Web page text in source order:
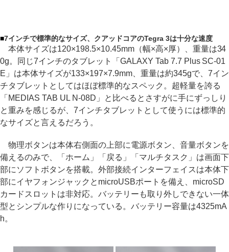
■7インチで標準的なサイズ、クアッドコアのTegra 3は十分な速度
本体サイズは120×198.5×10.45mm（幅×高×厚）、重量は34
0g。同じ7インチのタブレット「GALAXY Tab 7.7 Plus SC-01
E」は本体サイズが133×197×7.9mm、重量は約345gで、7イン
チタブレットとしてはほぼ標準的なスペック。超軽量を誇る
「MEDIAS TAB UL N-08D」と比べるとさすがに手にずっしり
と重みを感じるが、7インチタブレットとして使うには標準的
なサイズと言えるだろう。
物理ボタンは本体右側面の上部に電源ボタン、音量ボタンを
備えるのみで、「ホーム」「戻る」「マルチタスク」は画面下
部にソフトボタンを搭載。外部接続インターフェイスは本体下
部にイヤフォンジャックとmicroUSBポートを備え、microSD
カードスロットは非対応。バッテリーも取り外しできない一体
型とシンプルな作りになっている。バッテリー容量は4325mA
h。